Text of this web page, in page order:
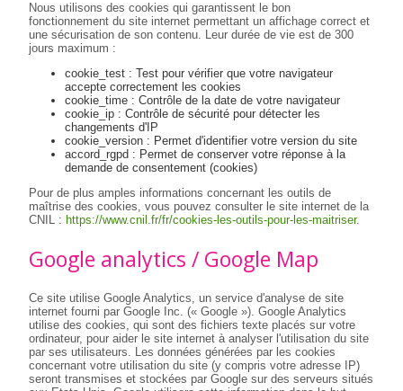
Nous utilisons des cookies qui garantissent le bon
fonctionnement du site internet permettant un affichage correct et
une sécurisation de son contenu. Leur durée de vie est de 300
jours maximum :
cookie_test : Test pour vérifier que votre navigateur
accepte correctement les cookies
cookie_time : Contrôle de la date de votre navigateur
cookie_ip : Contrôle de sécurité pour détecter les
changements d'IP
cookie_version : Permet d'identifier votre version du site
accord_rgpd : Permet de conserver votre réponse à la
demande de consentement (cookies)
Pour de plus amples informations concernant les outils de
maîtrise des cookies, vous pouvez consulter le site internet de la
CNIL : https://www.cnil.fr/fr/cookies-les-outils-pour-les-maitriser.
Google analytics / Google Map
Ce site utilise Google Analytics, un service d'analyse de site
internet fourni par Google Inc. (« Google »). Google Analytics
utilise des cookies, qui sont des fichiers texte placés sur votre
ordinateur, pour aider le site internet à analyser l'utilisation du site
par ses utilisateurs. Les données générées par les cookies
concernant votre utilisation du site (y compris votre adresse IP)
seront transmises et stockées par Google sur des serveurs situés